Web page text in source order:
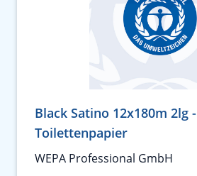
Black Satino 12x180m 2lg -
Toilettenpapier
WEPA Professional GmbH